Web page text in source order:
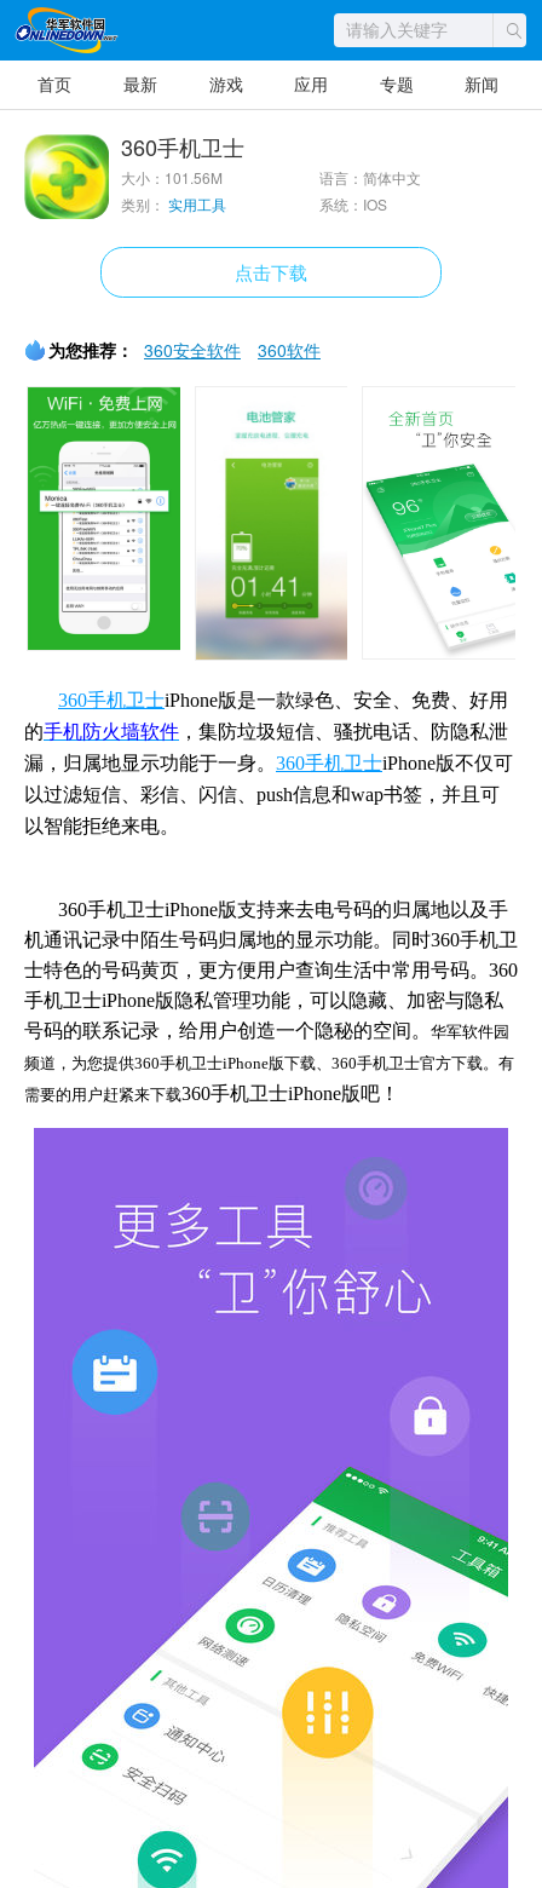
首页 最新 游戏 应用 专题 新闻
360手机卫士
大小：101.56M
语言：简体中文
类别： 实用工具 系统：IOS
点击下载
为您推荐： 360安全软件 360软件
360手机卫士iPhone版是一款绿色、安全、免费、好用
的手机防火墙软件 ，集防垃圾短信、骚扰电话、防隐私泄
漏，归属地显示功能于一身。 360手机卫士iPhone版不仅可
以过滤短信、彩信、闪信、push信息和wap书签，并且可
以智能拒绝来电。
360手机卫士iPhone版支持来去电号码的归属地以及手
机通讯记录中陌生号码归属地的显示功能。同时360手机卫
士特色的号码黄页，更方便用户查询生活中常用号码。 360
手机卫士iPhone版 隐私管理功能，可以隐藏、加密与隐私
号码的联系记录，给用户创造一个隐秘的空间。 华军软件园
频道，为您提供360手机卫士iPhone版下载、360手机卫士官方下载。有
需要的用户赶紧来下载360手机卫士iPhone版吧！